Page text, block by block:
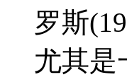
罗斯
尤其是